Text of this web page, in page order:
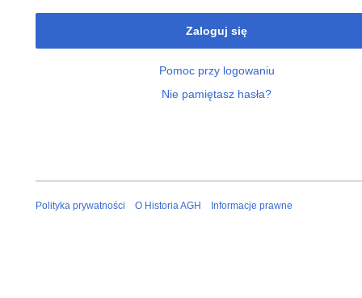
Zaloguj się
Pomoc przy logowaniu
Nie pamiętasz hasła?
Polityka prywatności O Historia AGH Informacje prawne